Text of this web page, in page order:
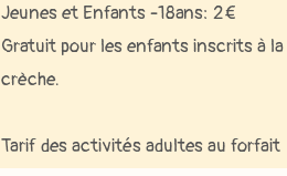
Jeunes et Enfants -18ans: 2€
Gratuit pour les enfants inscrits à la
crèche.
Tarif des activités adultes au forfait